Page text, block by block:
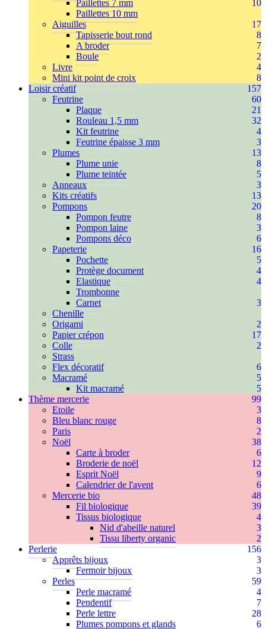
Paillettes 7 mm
10
Paillettes 10 mm
Aiguilles
17
Tapisserie bout rond
8
A broder
7
Boule
2
Livre
4
Mini kit point de croix
8
Loisir créatif
157
Feutrine
60
Plaque
21
Rouleau 1,5 mm
32
Kit feutrine
4
Feutrine épaisse 3 mm
3
Plumes
13
Plume unie
8
Plume teintée
5
Anneaux
3
Kits créatifs
13
Pompons
20
Pompon feutre
8
Pompon laine
3
Pompons déco
6
Papeterie
16
Pochette
5
Protège document
4
Elastique
4
Trombonne
Carnet
3
Chenille
Origami
2
Papier crépon
17
Colle
2
Strass
Flex décoratif
6
Macramé
5
Kit macramé
5
Thème mercerie
99
Etoile
3
Bleu blanc rouge
8
Paris
2
Noël
38
Carte à broder
6
Broderie de noël
12
Esprit Noël
9
Calendrier de l'avent
6
Mercerie bio
48
Fil biologique
39
Tissus biologique
4
Nid d'abeille naturel
3
Tissu liberty organic
2
Perlerie
156
Apprêts bijoux
3
Fermoir bijoux
3
Perles
59
Perle macramé
4
Pendentif
7
Perle lettre
28
Plumes pompons et glands
6